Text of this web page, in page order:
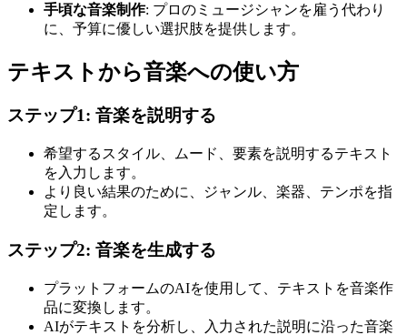
手頃な音楽制作: プロのミュージシャンを雇う代わり
に、予算に優しい選択肢を提供します。
テキストから音楽への使い方
ステップ1: 音楽を説明する
希望するスタイル、ムード、要素を説明するテキスト
を入力します。
より良い結果のために、ジャンル、楽器、テンポを指
定します。
ステップ2: 音楽を生成する
プラットフォームのAIを使用して、テキストを音楽作
品に変換します。
AIがテキストを分析し、入力された説明に沿った音楽